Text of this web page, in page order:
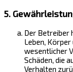
5.
Der Betreiber
Leben,
wesentlicher
Schäden, die
Verhalten